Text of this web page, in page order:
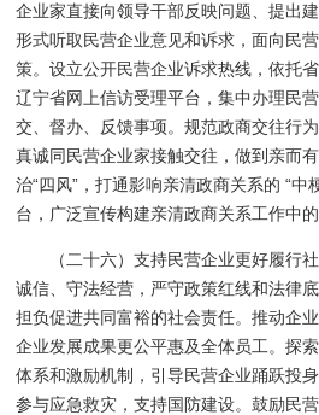
企业家直接向领导干部反映问题、提出
形式听取民营企业意见和诉求，面向民
策。设立公开民营企业诉求热线，依托
辽宁省网上信访受理平台，集中办理民
交、督办、反馈事项。规范政商交往行
真诚同民营企业家接触交往，做到亲而
治“四风”，打通影响亲清政商关系的 “中
台，广泛宣传构建亲清政商关系工作中的
（二十六）支持民营企业更好履行
诚信、守法经营，严守政策红线和法律
担负促进共同富裕的社会责任。推动企
企业发展成果更公平惠及全体员工。探
体系和激励机制，引导民营企业踊跃投
参与应急救灾，支持国防建设。鼓励民